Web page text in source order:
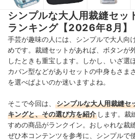
シンプルな大人用裁縫セッ
ランキング【2026年8月】
手芸が趣味の人には、シンプルで大人向
めです。裁縫セットがあれば、 ボタンが
したときも重宝します。
しかし、いざ選
カバン型などがありセットの中身もさま
を選べばよいのか迷いますよね。
そこで今回は、
シンプルな大人用裁縫セ
キングと、その選び方を紹介 します。裁
すめの商品がランクイン。おしゃれな裁
ぜひ本コンテンツを参考に、シンプルで